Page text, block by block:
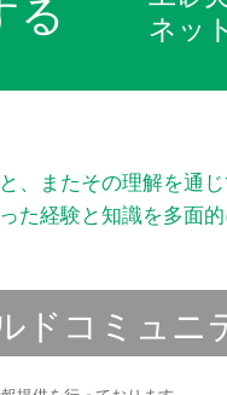
ネッ
またその理解を通
経験と知識を多面
ド コミュニ